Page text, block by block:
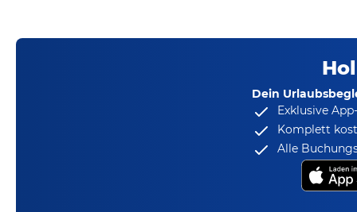
Dein
Exklusive
Komplett
Alle